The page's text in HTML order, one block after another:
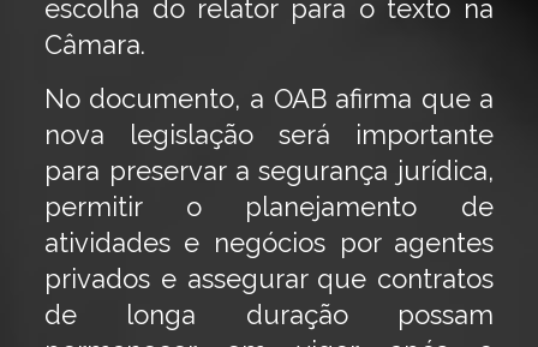
escolha do relator para o texto na
Câmara.
No documento, a OAB afirma que a
nova legislação será importante
para preservar a segurança jurídica,
permitir o planejamento de
atividades e negócios por agentes
privados e assegurar que contratos
de longa duração possam